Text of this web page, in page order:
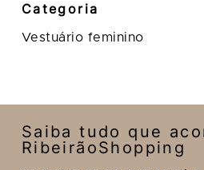
Categoria
Vestuário feminino
Saiba tudo que
RibeirãoShopping